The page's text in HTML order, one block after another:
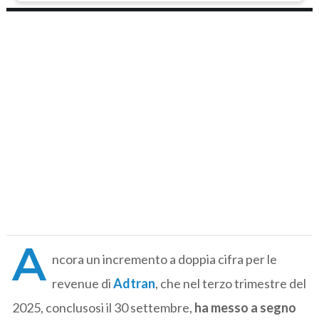
A ncora un incremento a doppia cifra per le
revenue diAdtran, che nel terzo trimestre del
2025, conclusosi il 30 settembre, ha messo a segno